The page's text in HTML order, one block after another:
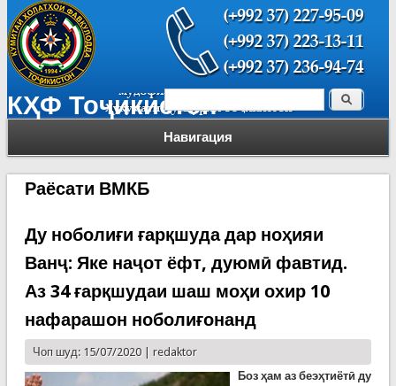
КҲФ Тоҷикистон
Навигация
Форма поиска Поиск
Раёсати ВМКБ
Ду ноболиғи ғарқшуда дар ноҳияи
Ванҷ: Яке наҷот ёфт, дуюмӣ фавтид.
Аз 34 ғарқшудаи шаш моҳи охир 10
нафарашон ноболиғонанд
Чоп шуд: 15/07/2020 | redaktor
Боз ҳам аз беэҳтиётӣ ду